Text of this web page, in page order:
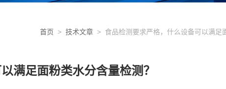
首页 > 技术文章 > 食品检测要求严格，什么设备可以满足
满足面粉类水分含量检测？